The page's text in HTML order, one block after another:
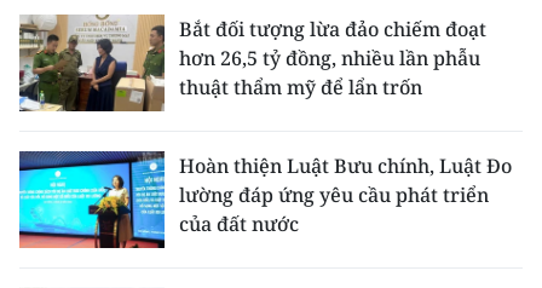
Bắt đối tượng lừa đảo chiếm đoạt
hơn 26,5 tỷ đồng, nhiều lần phẫu
thuật thẩm mỹ để lẩn trốn
Hoàn thiện Luật Bưu chính, Luật Đo
lường đáp ứng yêu cầu phát triển
của đất nước